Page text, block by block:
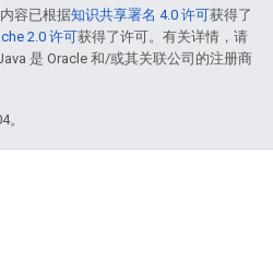
容已根据知识共享署名 4.0 许可获得了
2.0 许可获得了许可。有关详情，请
是 Oracle 和/或其关联公司的注册商
。